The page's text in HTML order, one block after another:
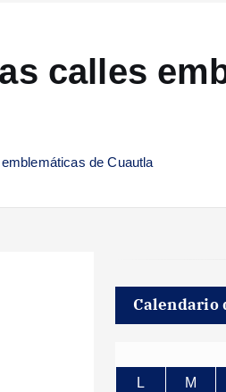
calles
de Cuautla
Calendario
L
M